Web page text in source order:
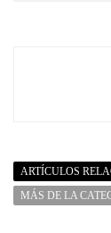
ARTÍCULOS
MÁS DE LA